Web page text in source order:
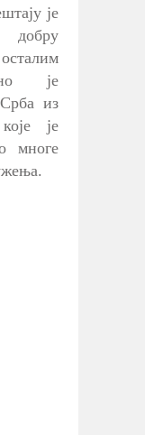
је
добру
је
из
је
многе